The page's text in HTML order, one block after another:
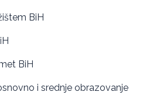
BiH
BiH
i srednje obrazovanje